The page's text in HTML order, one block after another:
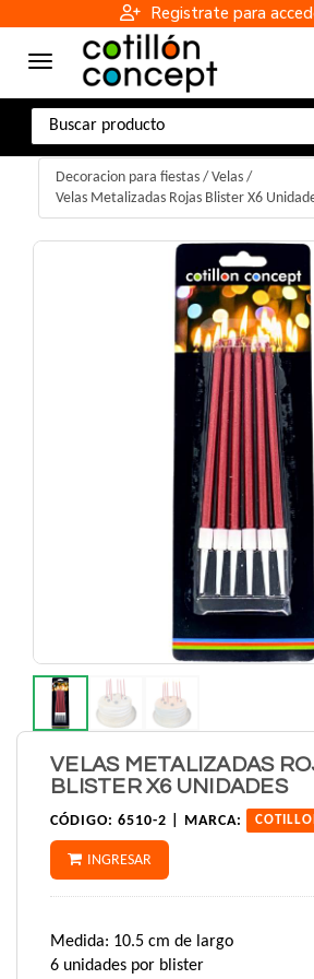
Registrate para
Toggle navigation
Decoracion para fiestas / Velas /
Velas Metalizadas Rojas Blister X6
VELAS METALIZADAS
BLISTER X6 UNIDADES
CÓDIGO: 6510-2 | MARCA:
INGRESAR
Medida: 10.5 cm de largo
6 unidades por blister